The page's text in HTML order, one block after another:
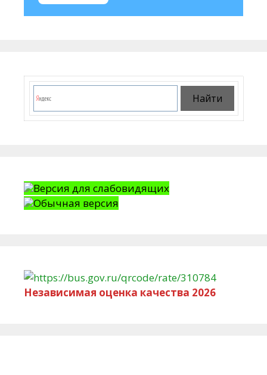
Версия для слабовидящих
Обычная версия
Независимая оценка качества 2026